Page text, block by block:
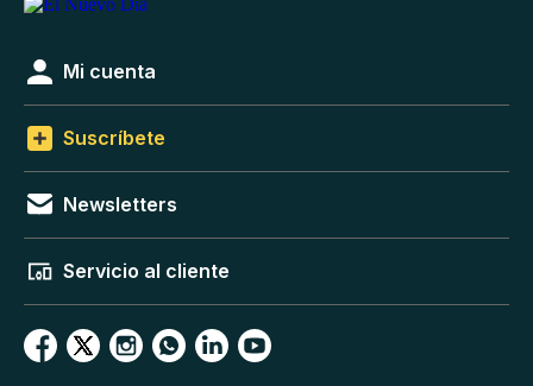
Mi cuenta
Suscríbete
Newsletters
Servicio al cliente